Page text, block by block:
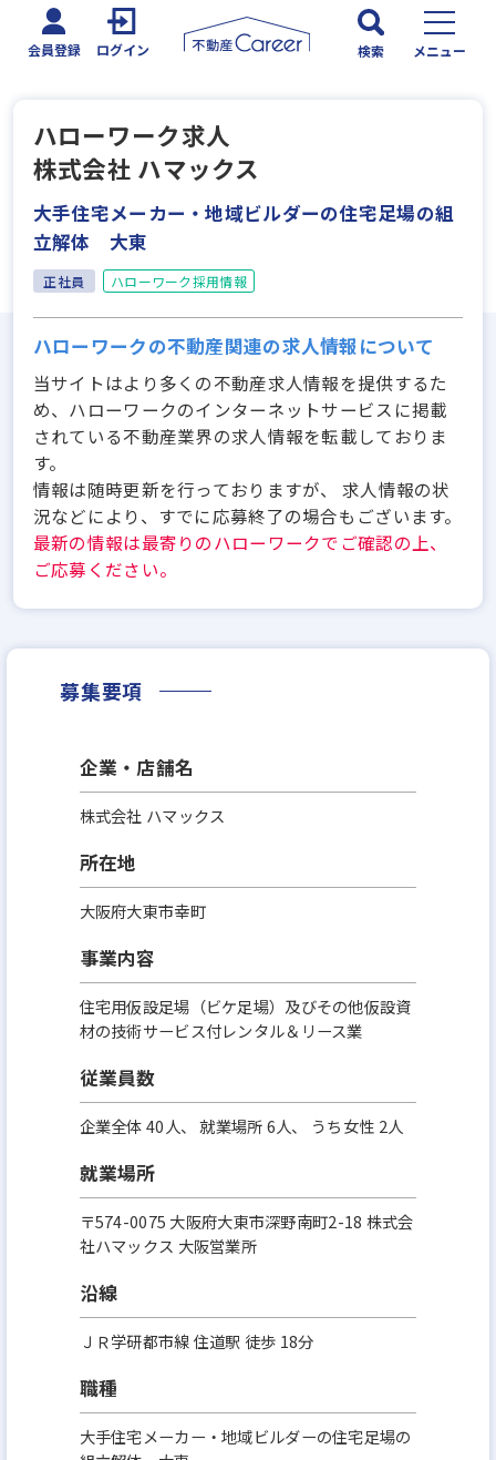
会員登録 ログイン 検索 メニュー
ハローワーク求人
株式会社 ハマックス
大手住宅メーカー・地域ビルダーの住宅足場の組
立解体 大東
正社員 ハローワーク採用情報
ハローワークの不動産関連の求人情報について
当サイトはより多くの不動産求人情報を提供するた
め、ハローワークのインターネットサービスに掲載
されている不動産業界の求人情報を転載しておりま
す。
情報は随時更新を行っておりますが、 求人情報の状
況などにより、すでに応募終了の場合もございます。
最新の情報は最寄りのハローワークでご確認の上、
ご応募ください。
募集要項
企業・店舗名
株式会社 ハマックス
所在地
大阪府大東市幸町
事業内容
住宅用仮設足場（ビケ足場）及びその他仮設資
材の技術サービス付レンタル＆リース業
従業員数
企業全体 40人、 就業場所 6人、 うち女性 2人
就業場所
〒574-0075 大阪府大東市深野南町2-18 株式会
社ハマックス 大阪営業所
沿線
ＪＲ学研都市線 住道駅 徒歩 18分
職種
大手住宅メーカー・地域ビルダーの住宅足場の